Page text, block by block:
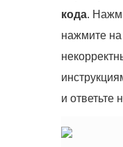
кода.
нажмите
и ответьте